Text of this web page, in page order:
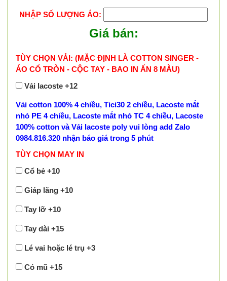
NHẬP SỐ LƯỢNG ÁO:
Giá bán:
TÙY CHỌN VẢI: (MẶC ĐỊNH LÀ COTTON SINGER -
ÁO CỔ TRÒN - CỘC TAY - BAO IN ẤN 8 MÀU)
Vải lacoste +12
Vải cotton 100% 4 chiều, Tici30 2 chiều, Lacoste mắt
nhỏ PE 4 chiều, Lacoste mắt nhỏ TC 4 chiều, Lacoste
100% cotton và Vải lacoste poly vui lòng add Zalo
0984.816.320 nhận báo giá trong 5 phút
TÙY CHỌN MAY IN
Cổ bẻ +10
Giáp lăng +10
Tay lỡ +10
Tay dài +15
Lé vai hoặc lé trụ +3
Có mũ +15